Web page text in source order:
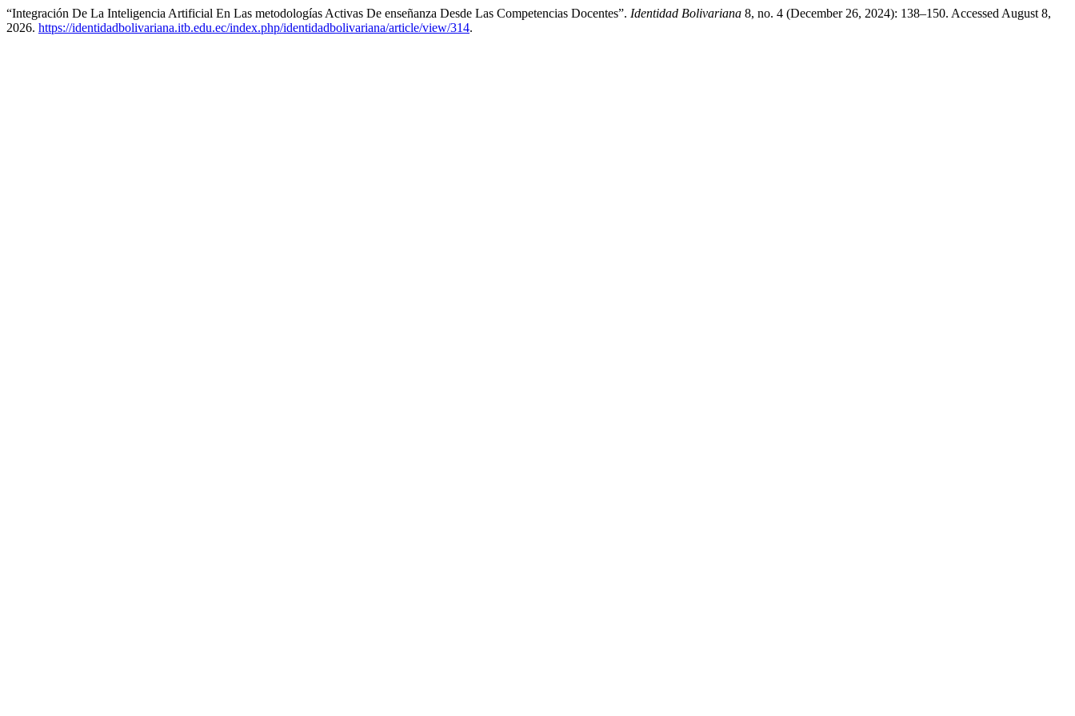
“Integración De La Inteligencia Artificial En Las metodologías Activas De enseñanza Desde Las Competencias Docentes”. Identidad Bolivariana 8, no. 4 (December 26, 2024): 138–150. Accessed August 8,
2026. https://identidadbolivariana.itb.edu.ec/index.php/identidadbolivariana/article/view/314.